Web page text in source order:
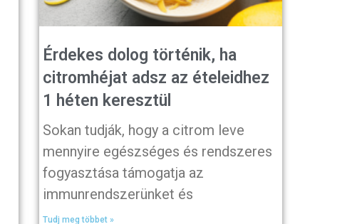
Érdekes dolog történik, ha
citromhéjat adsz az ételeidhez
1 héten keresztül
Sokan tudják, hogy a citrom leve
mennyire egészséges és rendszeres
fogyasztása támogatja az
immunrendszerünket és
Tudj meg többet »